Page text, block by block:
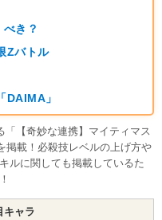
べき？
Zバトル
DAIMA」
「【奇妙な連携】マイティマス
掲載！必殺技レベルの上げ方や
ルに関しても掲載しているた
キャラ